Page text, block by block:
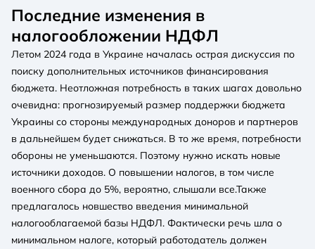
Последние изменения в
налогообложении НДФЛ
Летом 2024 года в Украине началась острая дискуссия по
поиску дополнительных источников финансирования
бюджета. Неотложная потребность в таких шагах довольно
очевидна: прогнозируемый размер поддержки бюджета
Украины со стороны международных доноров и партнеров
в дальнейшем будет снижаться. В то же время, потребности
обороны не уменьшаются. Поэтому нужно искать новые
источники доходов. О повышении налогов, в том числе
военного сбора до 5%, вероятно, слышали все.Также
предлагалось новшество введения минимальной
налогооблагаемой базы НДФЛ. Фактически речь шла о
минимальном налоге, который работодатель должен